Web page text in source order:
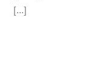
[…]